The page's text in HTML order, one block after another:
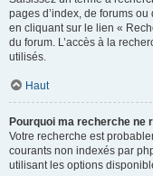
pages d’index, de forums
en cliquant sur le lien «
du forum. L’accès à la
utilisés.
Haut
Pourquoi ma recherche ne
Votre recherche est
courants non indexés par
utilisant les options